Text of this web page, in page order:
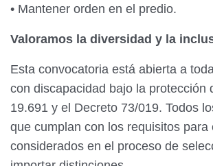
• Mantener orden en el predio.
Valoramos la diversidad y la
Esta convocatoria está abierta a
con discapacidad bajo la protección
19.691 y el Decreto 73/019. Todos
que cumplan con los requisitos para
considerados en el proceso de